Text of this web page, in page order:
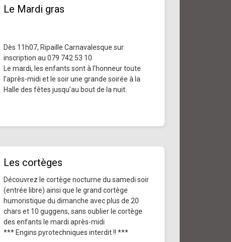
Le Mardi gras
Dès 11h07, Ripaille Carnavalesque sur
inscription au 079 742 53 10
Le mardi, les enfants sont à l’honneur toute
l’après-midi et le soir une grande soirée à la
Halle des fêtes jusqu’au bout de la nuit.
Les cortèges
Découvrez le cortège nocturne du samedi soir
(entrée libre) ainsi que le grand cortège
humoristique du dimanche avec plus de 20
chars et 10 guggens, sans oublier le cortège
des enfants le mardi après-midi
*** Engins pyrotechniques interdit !! ***